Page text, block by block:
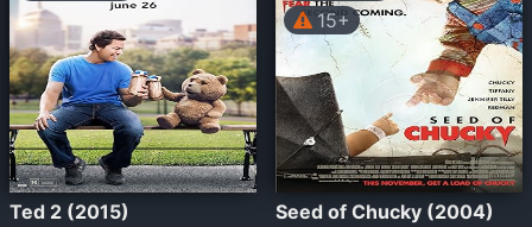
Ted 2 (2015)
15+
Seed of Chucky (2004)